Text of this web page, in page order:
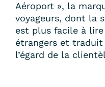
Aéroport », la
voyageurs, dont la
est plus facile à
étrangers et
l’égard de la